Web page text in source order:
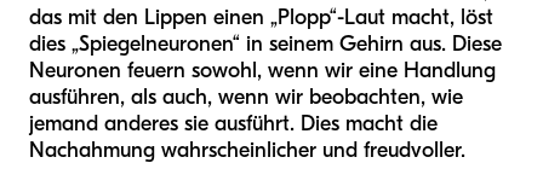
das mit den Lippen einen „Plopp“-Laut macht, löst
dies „Spiegelneuronen“ in seinem Gehirn aus. Diese
Neuronen feuern sowohl, wenn wir eine Handlung
ausführen, als auch, wenn wir beobachten, wie
jemand anderes sie ausführt. Dies macht die
Nachahmung wahrscheinlicher und freudvoller.